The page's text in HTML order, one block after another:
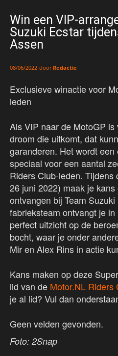
Win een VIP-
Suzuki Ecstar
Assen
08/06/2022 door Redactie
Exclusieve winactie voor
leden
Als VIP naar de MotoGP
droom die uitkomt, dat
garanderen. Het wordt
speciaal voor een aantal
Riders Club-leden. Tijdens
26 juni 2022) maak je
ontvangen bij Team
fabrieksteam ontvangt je
perfect uitzicht op de
bocht, waar je onder
Mir en Alex Rins in actie
Kans maken op deze
lid van de Motor.NL Riders
je al lid? Vul dan
Geen velden gevonden.
Foto: 2Snap